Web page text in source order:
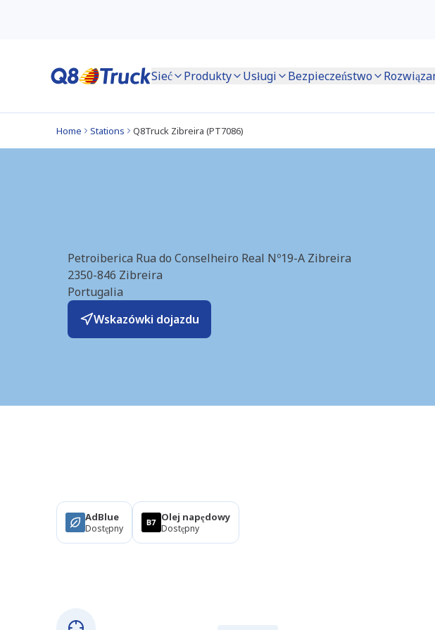
Sieć Produkty Usługi Bezpieczeństwo
potrzeb
Home Stations Q8Truck Zibreira (PT7086)
Petroiberica Rua do Conselheiro Real Nº19-A Zibreira
2350-846 Zibreira
Portugalia
Wskazówki dojazdu
AdBlue
Dostępny
Olej napędowy
Dostępny